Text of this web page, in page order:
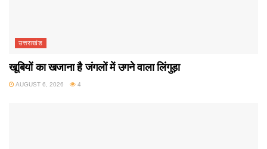
उत्तराखंड
खूबियों का खजाना है जंगलों में उगने वाला लिंगुड़ा
AUGUST 6, 2026 4